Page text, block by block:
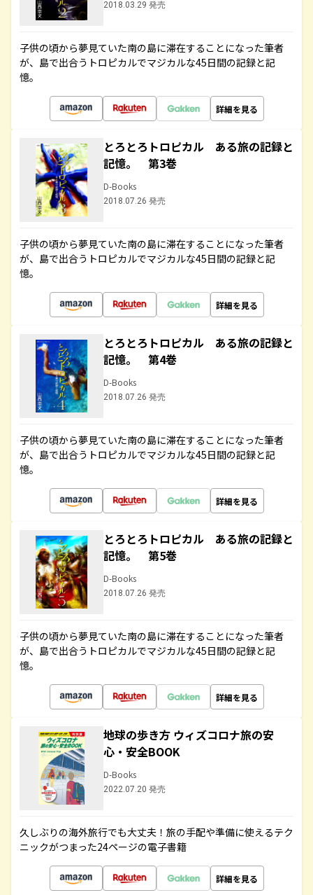
2018.03.29 発売
子供の頃から夢見ていた南の島に滞在することになった筆者
が、島で出合うトロピカルでマジカルな45日間の記録と記
憶。
詳細を見る
とろとろトロピカル ある旅の記録と
記憶。 第3巻
D-Books
2018.07.26 発売
子供の頃から夢見ていた南の島に滞在することになった筆者
が、島で出合うトロピカルでマジカルな45日間の記録と記
憶。
詳細を見る
とろとろトロピカル ある旅の記録と
記憶。 第4巻
D-Books
2018.07.26 発売
子供の頃から夢見ていた南の島に滞在することになった筆者
が、島で出合うトロピカルでマジカルな45日間の記録と記
憶。
詳細を見る
とろとろトロピカル ある旅の記録と
記憶。 第5巻
D-Books
2018.07.26 発売
子供の頃から夢見ていた南の島に滞在することになった筆者
が、島で出合うトロピカルでマジカルな45日間の記録と記
憶。
詳細を見る
地球の歩き方 ウィズコロナ旅の安
心・安全BOOK
D-Books
2022.07.20 発売
久しぶりの海外旅行でも大丈夫！旅の手配や準備に使えるテク
ニックがつまった24ページの電子書籍
詳細を見る